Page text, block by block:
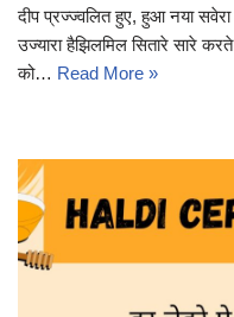
दीप प्रज्ज्वलित हुए, हुआ नया
उज्यारा हैझिलमिल सितारे सारे
को… Read More »